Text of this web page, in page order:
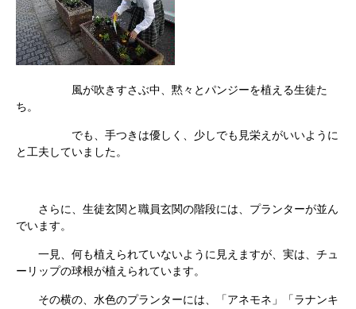
風が吹きすさぶ中、黙々とパンジーを植える生徒た
ち。
でも、手つきは優しく、少しでも見栄えがいいように
と工夫していました。
さらに、生徒玄関と職員玄関の階段には、プランターが並ん
でいます。
一見、何も植えられていないように見えますが、実は、チュ
ーリップの球根が植えられています。
その横の、水色のプランターには、「アネモネ」「ラナンキ